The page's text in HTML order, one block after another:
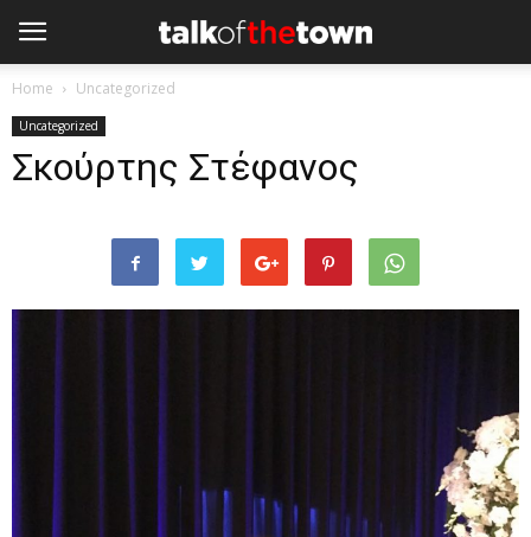
Home Uncategorized
Uncategorized
Σκούρτης Στέφανος